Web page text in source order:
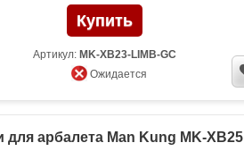
Артикул: MK-XB23-LIMB-GC
Ожидается
для арбалета Man Kung MK-XB25